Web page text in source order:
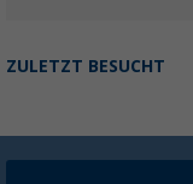
ZULETZT BESUCHT